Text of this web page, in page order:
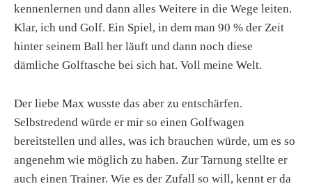
kennenlernen und dann alles Weitere in die Wege leiten.
Klar, ich und Golf. Ein Spiel, in dem man 90 % der Zeit
hinter seinem Ball her läuft und dann noch diese
dämliche Golftasche bei sich hat. Voll meine Welt.
Der liebe Max wusste das aber zu entschärfen.
Selbstredend würde er mir so einen Golfwagen
bereitstellen und alles, was ich brauchen würde, um es so
angenehm wie möglich zu haben. Zur Tarnung stellte er
auch einen Trainer. Wie es der Zufall so will, kennt er da